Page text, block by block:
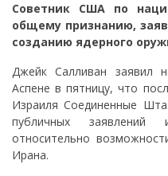
Советник США по
общему признанию,
созданию ядерного
Джейк Салливан заявил
Аспене в пятницу, что
Израиля Соединенные
публичных заявлений
относительно
Ирана.